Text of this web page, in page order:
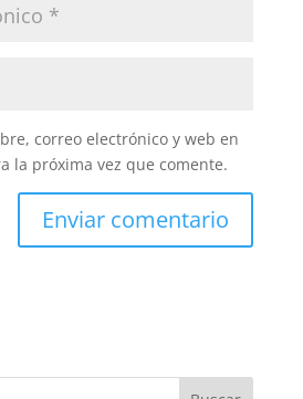
correo electrónico y web en
la próxima vez que comente.